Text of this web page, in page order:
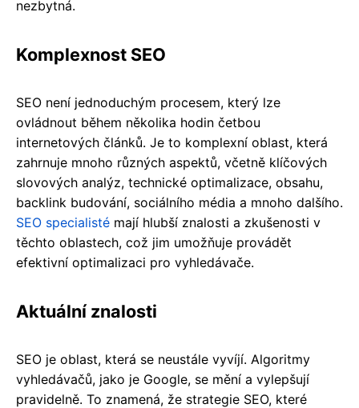
nezbytná.
Komplexnost SEO
SEO není jednoduchým procesem, který lze
ovládnout během několika hodin četbou
internetových článků. Je to komplexní oblast, která
zahrnuje mnoho různých aspektů, včetně klíčových
slovových analýz, technické optimalizace, obsahu,
backlink budování, sociálního média a mnoho dalšího.
SEO specialisté mají hlubší znalosti a zkušenosti v
těchto oblastech, což jim umožňuje provádět
efektivní optimalizaci pro vyhledávače.
Aktuální znalosti
SEO je oblast, která se neustále vyvíjí. Algoritmy
vyhledávačů, jako je Google, se mění a vylepšují
pravidelně. To znamená, že strategie SEO, které